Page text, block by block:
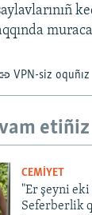
VPN-siz oquñız
etiñiz
CEMİYET
"Er şeyni
Seferberlik